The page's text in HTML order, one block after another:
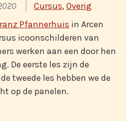
Cursus,Overig
Pfannerhuis in Arcen
icoonschilderen van
werken aan een door hen
De eerste les zijn de
tweede les hebben we de
op de panelen.